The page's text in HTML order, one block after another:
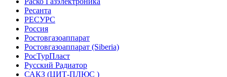
Ресанта
РЕСУРС
Россия
Ростовгазоаппарат
Ростовгазоаппарат (Siberia)
РосТурПласт
Русский Радиатор
САКЗ (ЦИТ-ПЛЮС )